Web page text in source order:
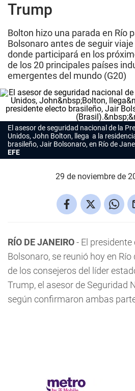
Trump
Bolton hizo una parada en Río
Bolsonaro antes de seguir
donde participará en los
de los 20 principales países
emergentes del mundo (G20)
El asesor de seguridad nacional de la
Unidos, John Bolton, llega a la
brasileño, Jair Bolsonaro, en Río de
EFE
29 de noviembre de
RÍO DE JANEIRO- El presidente
Bolsonaro, se reunió hoy en
de los consejeros del líder
Trump, el asesor de Seguridad
según confirmaron ambas